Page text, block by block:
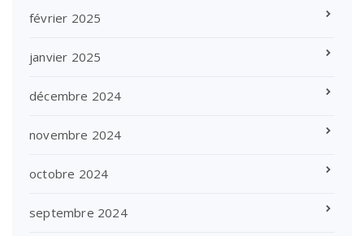
février 2025
janvier 2025
décembre 2024
novembre 2024
octobre 2024
septembre 2024